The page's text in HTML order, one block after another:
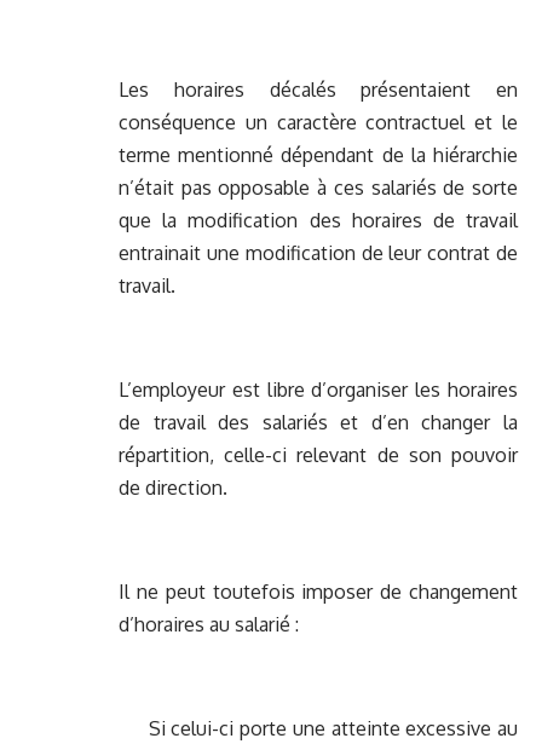
Les horaires décalés présentaient en
conséquence un caractère contractuel et le
terme mentionné dépendant de la hiérarchie
n’était pas opposable à ces salariés de sorte
que la modification des horaires de travail
entrainait une modification de leur contrat de
travail.
L’employeur est libre d’organiser les horaires
de travail des salariés et d’en changer la
répartition, celle-ci relevant de son pouvoir
de direction.
Il ne peut toutefois imposer de changement
d’horaires au salarié :
Si celui-ci porte une atteinte excessive au